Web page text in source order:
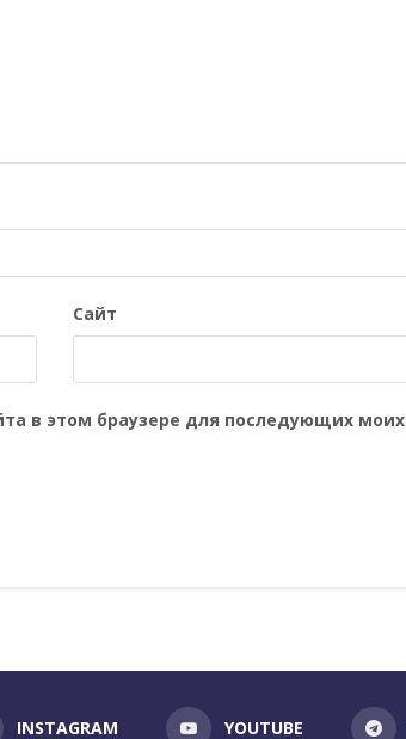
Сайт
в этом браузере для последующих моих
INSTAGRAM YOUTUBE